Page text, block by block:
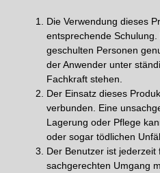
Die Verwendung dieses
entsprechende
geschulten Personen
der Anwender unter
Fachkraft stehen.
Der Einsatz dieses
verbunden. Eine
Lagerung oder Pflege
oder sogar tödlichen
Der Benutzer ist
sachgerechten Umgang